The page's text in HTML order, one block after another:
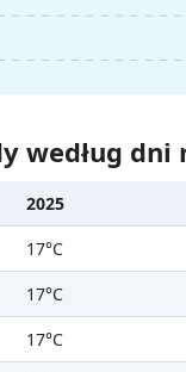
według dni
2025
17°C
17°C
17°C